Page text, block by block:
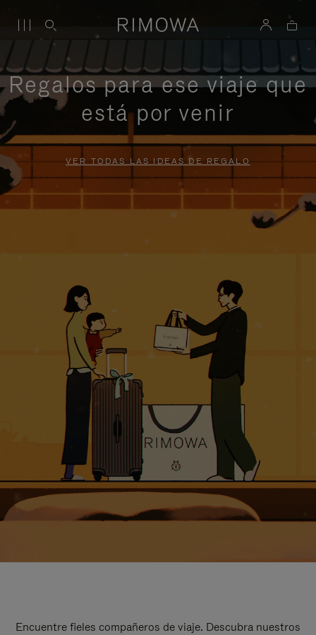
Regalos para ese viaje que
está por venir
VER TODAS LAS IDEAS DE REGALO
Encuentre fieles compañeros de viaje. Descubra nuestros